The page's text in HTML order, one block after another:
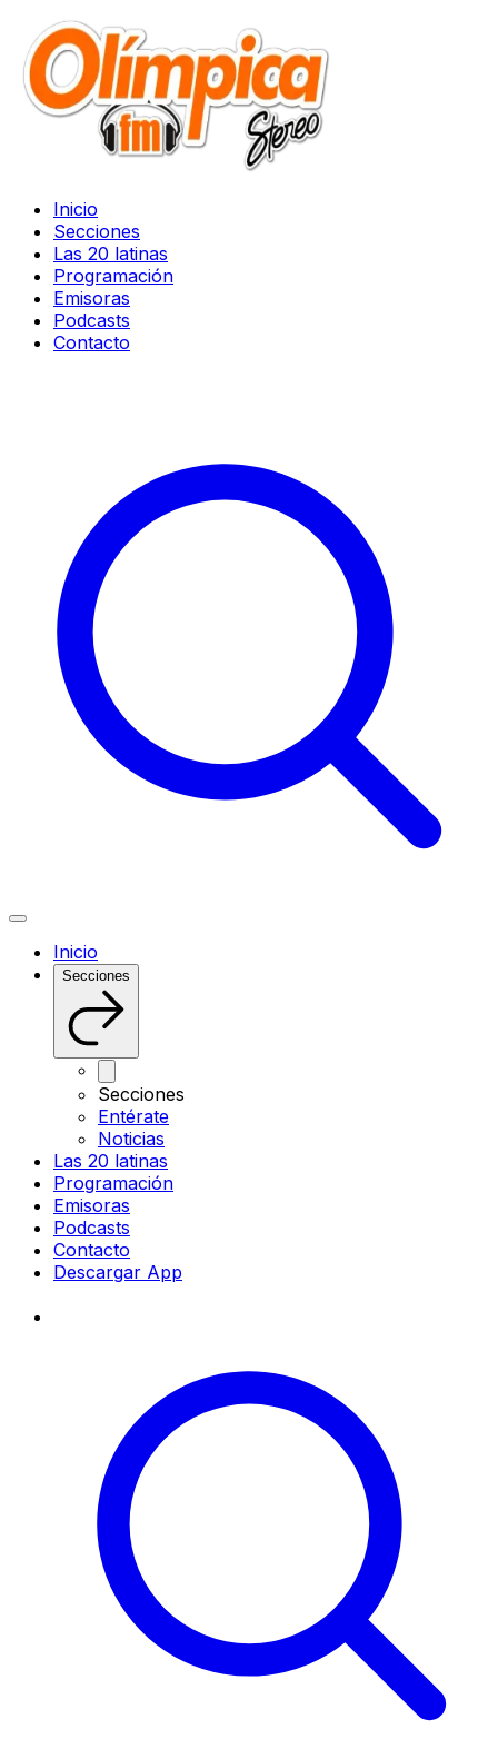
Inicio
Secciones
Las 20 latinas
Programación
Emisoras
Podcasts
Contacto
Inicio
Secciones
Secciones
Entérate
Noticias
Las 20 latinas
Programación
Emisoras
Podcasts
Contacto
Descargar App